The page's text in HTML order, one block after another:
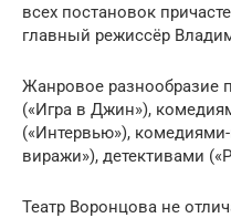
всех постановок
главный режиссёр
Жанровое разнообразие
(«Игра в Джин»),
(«Интервью»),
виражи»), детективами
Театр Воронцова не